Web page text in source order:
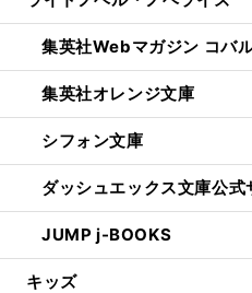
集英社Webマガジン コバ
集英社オレンジ文庫
シフォン文庫
ダッシュエックス文庫公式
JUMP j-BOOKS
キッズ